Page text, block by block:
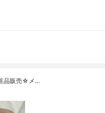
品販売☆メ…